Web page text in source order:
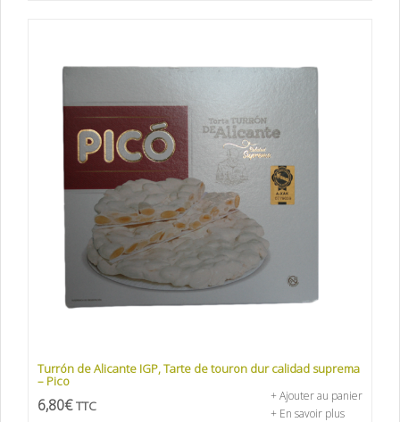
Turrón de Alicante IGP, Tarte de touron dur calidad suprema
– Pico
6,80€ TTC
+ Ajouter au panier
+ En savoir plus